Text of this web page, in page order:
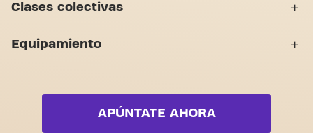
que realmente nos diferencia es el sentido de
encontrarás la motivación y el apoyo del resto de
socios. Apúntate hoy mismo y descubre por qué
Basic-Fit Madrid Doctor Esquerdo Pacífico es más
comunidad unen fuerzas.
Duchas
7 Zonas de Entrenamiento
Accesible
Vídeo-Entrenamientos
Clases colectivas
Equipamiento
Zona de cardio
APÚNTATE AHORA